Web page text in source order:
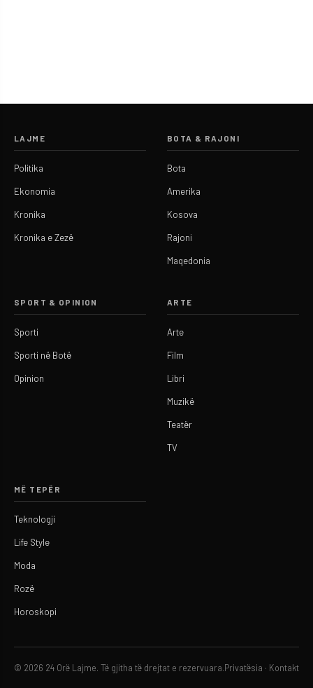
LAJME
Politika
Ekonomia
Kronika
Kronika e Zezë
BOTA & RAJONI
Bota
Amerika
Kosova
Rajoni
Maqedonia
SPORT & OPINION
Sporti
Sporti në Botë
Opinion
ARTE
Arte
Film
Libri
Muzikë
Teatër
TV
MË TEPËR
Teknologji
Life Style
Moda
Rozë
Horoskopi
© 2026 24 Orë Lajme. Të gjitha të drejtat e rezervuara. Privatësia · Kontakt